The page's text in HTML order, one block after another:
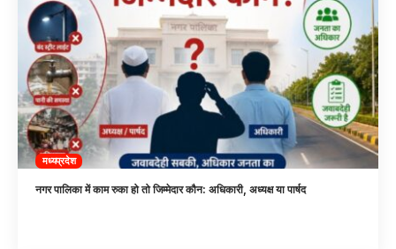
मध्यप्रदेश
नगर पालिका में काम रुका हो तो जिम्मेदार कौन: अधिकारी, अध्यक्ष या पार्षद